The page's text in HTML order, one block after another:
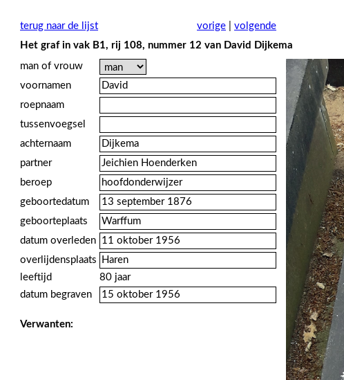
terug naar de lijst vorige
volgende
Het graf in vak B1, rij 108, nummer 12 van David Dijkema
man of vrouw
voornamen
roepnaam
tussenvoegsel
achternaam
partner
beroep
geboortedatum
geboorteplaats
datum overleden
overlijdensplaats
leeftijd
80 jaar
datum begraven
Verwanten: